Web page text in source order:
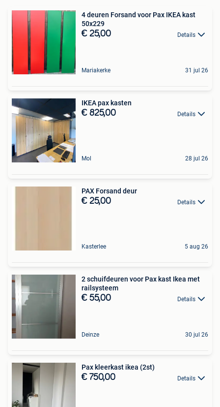
4 deuren Forsand voor Pax IKEA kast
50x229
€ 25,00 Details
Mariakerke 31 jul 26
IKEA pax kasten
€ 825,00 Details
Mol 28 jul 26
PAX Forsand deur
€ 25,00 Details
Kasterlee 5 aug 26
2 schuifdeuren voor Pax kast Ikea met
railsysteem
€ 55,00 Details
Deinze 30 jul 26
Pax kleerkast ikea (2st)
€ 750,00 Details